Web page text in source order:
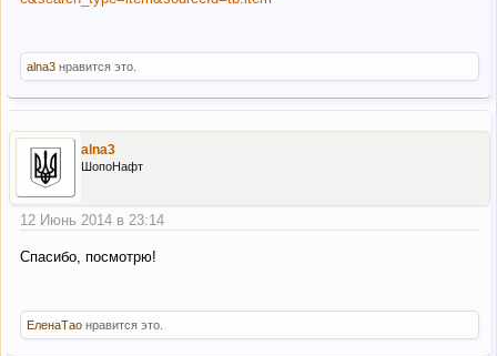
alna3 нравится это.
alna3
ШопоНафт
12 Июнь 2014 в 23:14
Спасибо, посмотрю!
ЕленаТао нравится это.